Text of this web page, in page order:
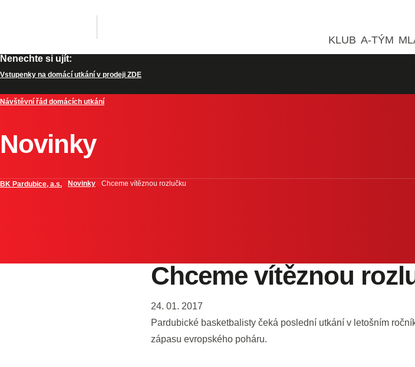
KLUB A-TÝM
Nenechte si ujít:
Vstupenky na domácí utkání v prodeji ZDE
Návštěvní řád domácích utkání
Novinky
BK Pardubice, a.s. Novinky Chceme vítěznou rozlučku
Chceme vítěznou
24. 01. 2017
Pardubické basketbalisty čeká poslední utkání v letošním
zápasu evropského poháru.